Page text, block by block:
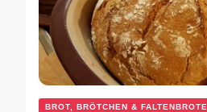
BROT, BRÖTCHEN & FALTENBROTE